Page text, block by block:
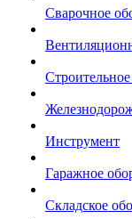
Сварочное
Инструмент
Гаражное
Складское